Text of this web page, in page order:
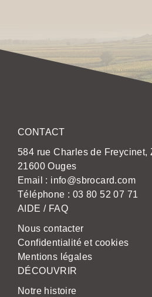
CONTACT
584 rue Charles de Freycinet,
21600 Ouges
Email : info@sbrocard.com
Téléphone : 03 80 52 07 71
AIDE / FAQ
Nous contacter
Confidentialité et cookies
Mentions légales
DÉCOUVRIR
Notre histoire